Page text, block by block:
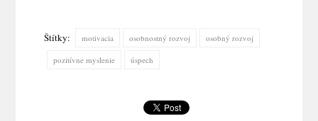
Štítky: motivacia osobnostný rozvoj osobný rozvoj
pozitívne myslenie úspech